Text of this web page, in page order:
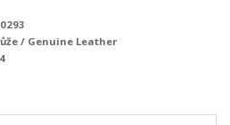
/ Genuine Leather